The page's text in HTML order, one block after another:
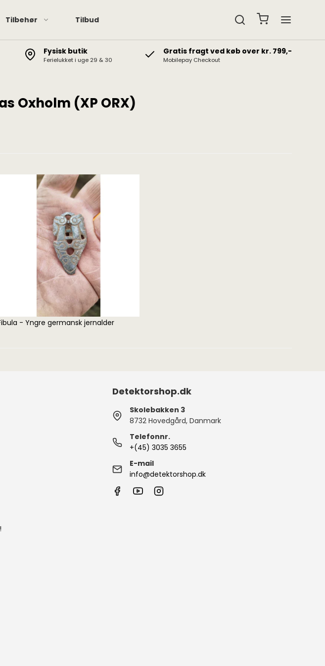
Tilbehør
XP hovedtelefoner
Garrett hovedtelefoner
Fundposer & fundæsker
Lupper og vægte
Tilbud
Fysisk butik
Ferielukket i uge 29 & 30
Gratis fragt ved køb over kr. 799,-
Mobilepay Checkout
Oxholm (XP ORX)
- Yngre germansk jernalder
Detektorshop.dk
Skolebakken 3
8732 Hovedgård, Danmark
Telefonnr.
+(45) 3035 3655
E-mail
info@detektorshop.dk